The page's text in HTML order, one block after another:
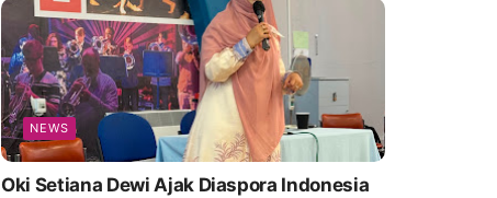
NEWS
Oki Setiana Dewi Ajak Diaspora Indonesia